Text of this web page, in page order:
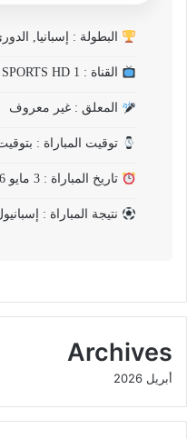
البطولة : إسبانيا,
القناة : beIN SPORTS HD 1
المعلق : غير معروف
توقيت المباراة :
تاريخ المباراة : 3 مايو 2026
نتيجة المباراة : إسبانيول 0 - 2 ريال
Archives
أبريل 2026